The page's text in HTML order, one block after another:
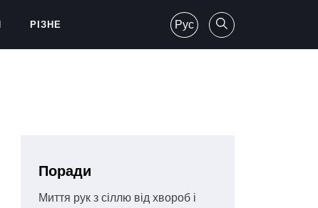
РІЗНЕ Рус
Поради
Миття рук з сіллю від хвороб і